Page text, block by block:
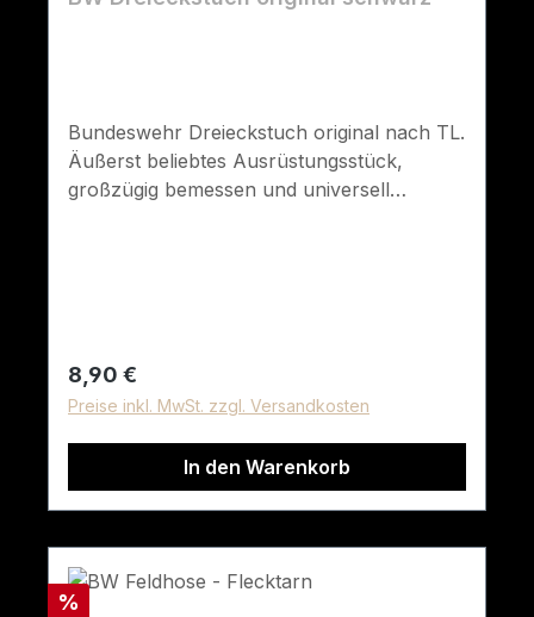
Bundeswehr Dreieckstuch original nach TL.
Äußerst beliebtes Ausrüstungsstück,
großzügig bemessen und universell
Regulärer Preis:
8,90 €
Preise inkl. MwSt. zzgl. Versandkosten
In den Warenkorb
Rabatt
%